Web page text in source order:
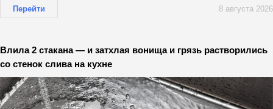
Перейти 8 августа 2026
Влила 2 стакана — и затхлая вонища и грязь растворились
со стенок слива на кухне